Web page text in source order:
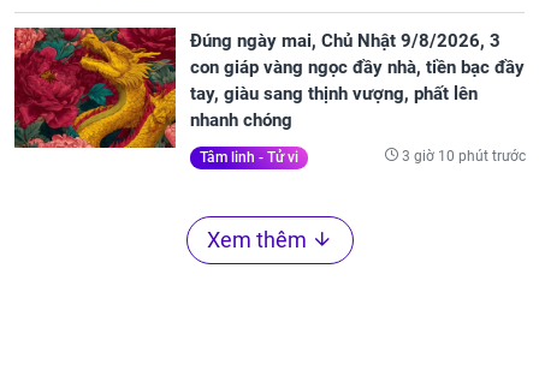
Đúng ngày mai, Chủ Nhật 9/8/2026, 3
con giáp vàng ngọc đầy nhà, tiền bạc đầy
tay, giàu sang thịnh vượng, phất lên
nhanh chóng
Tâm linh - Tử vi 3 giờ 10 phút trước
Xem thêm